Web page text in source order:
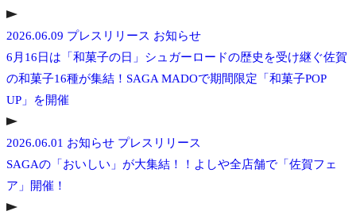
2026.06.09 プレスリリース お知らせ
6月16日は「和菓子の日」シュガーロードの歴史を受け継ぐ佐賀
の和菓子16種が集結！SAGA MADOで期間限定「和菓子POP
UP」を開催
2026.06.01 お知らせ プレスリリース
SAGAの「おいしい」が大集結！！よしや全店舗で「佐賀フェ
ア」開催！